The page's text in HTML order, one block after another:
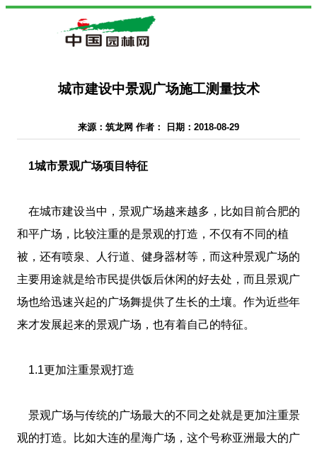
城市建设中景观广场施工测量技术
来源：筑龙网 作者： 日期：2018-08-29
1城市景观广场项目特征
在城市建设当中，景观广场越来越多，比如目前合肥的
和平广场，比较注重的是景观的打造，不仅有不同的植
被，还有喷泉、人行道、健身器材等，而这种景观广场的
主要用途就是给市民提供饭后休闲的好去处，而且景观广
场也给迅速兴起的广场舞提供了生长的土壤。作为近些年
来才发展起来的景观广场，也有着自己的特征。
1.1更加注重景观打造
景观广场与传统的广场最大的不同之处就是更加注重景
观的打造。比如大连的星海广场，这个号称亚洲最大的广